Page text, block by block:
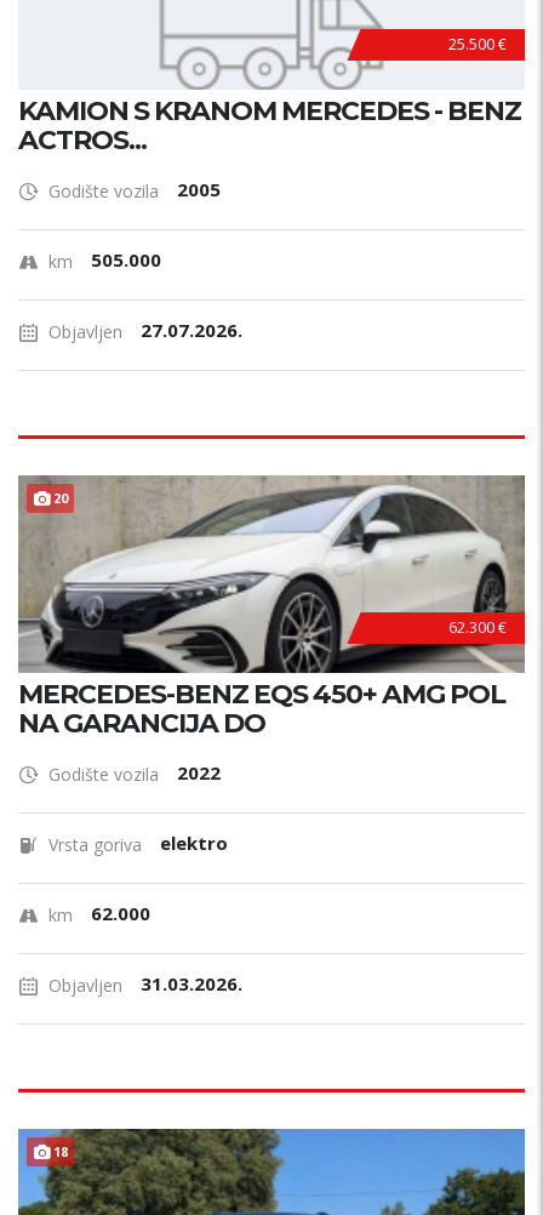
25.500 €
KAMION S KRANOM MERCEDES - BENZ
ACTROS...
Godište vozila 2005
km 505.000
Objavljen 27.07.2026.
20
62.300 €
MERCEDES-BENZ EQS 450+ AMG POL
NA GARANCIJA DO
Godište vozila 2022
Vrsta goriva elektro
km 62.000
Objavljen 31.03.2026.
18